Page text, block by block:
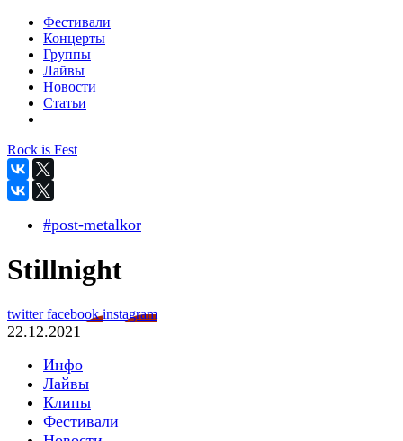
Фестивали
Концерты
Группы
Лайвы
Новости
Статьи
Rock is Fest
#post-metalkor
Stillnight
twitterfacebookinstagram
22.12.2021
Инфо
Лайвы
Клипы
Фестивали